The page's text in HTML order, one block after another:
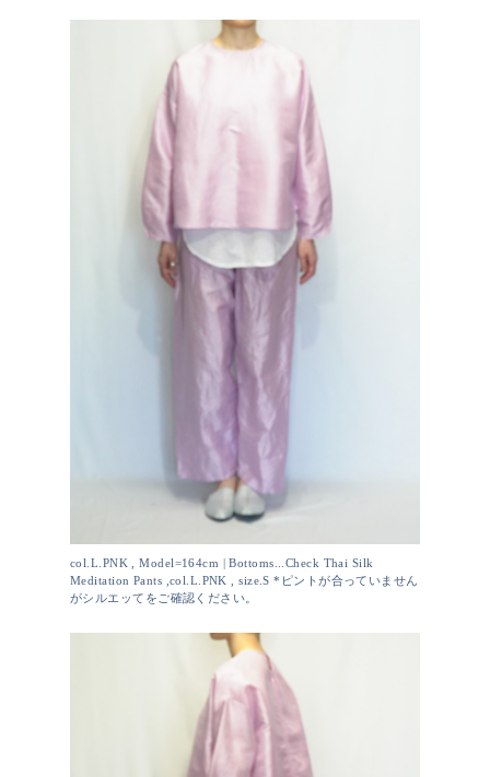
col.L.PNK , Model=164cm | Bottoms...Check Thai Silk
Meditation Pants ,col.L.PNK , size.S *ピントが合っていません
がシルエッてをご確認ください。